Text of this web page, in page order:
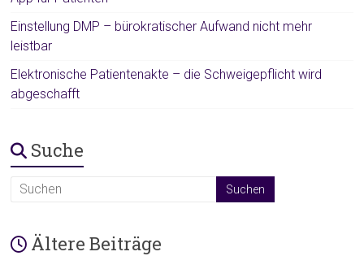
Einstellung DMP – bürokratischer Aufwand nicht mehr
leistbar
Elektronische Patientenakte – die Schweigepflicht wird
abgeschafft
Suche
Ältere Beiträge